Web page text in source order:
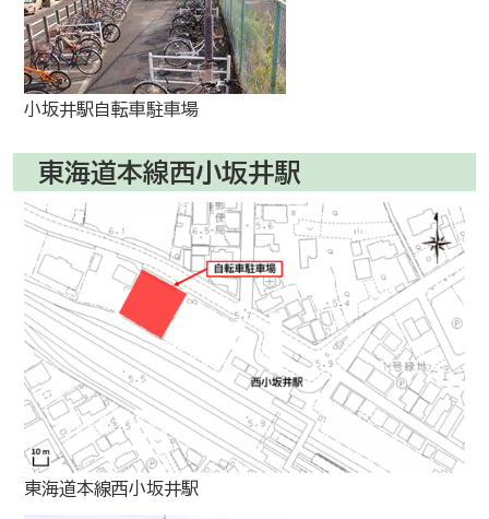
小坂井駅自転車駐車場
東海道本線西小坂井駅
東海道本線西小坂井駅